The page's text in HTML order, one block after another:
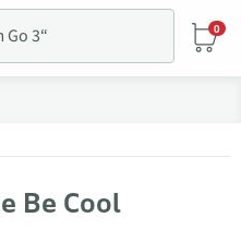
0
Be Cool